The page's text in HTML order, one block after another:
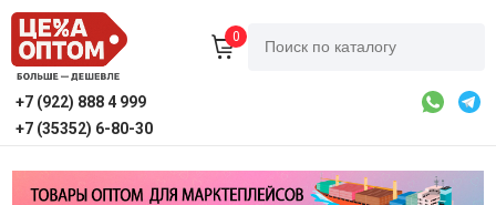
0
+7 (922) 888 4 999
+7 (35352) 6-80-30